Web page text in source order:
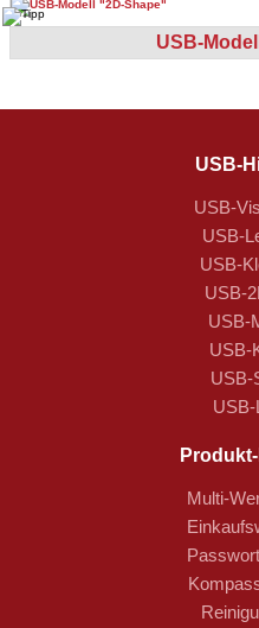
Alles Top! Service +
USB-
USB-
USB-
USB-
USB-
USB-
USB-
USB-
USB-
Multi-